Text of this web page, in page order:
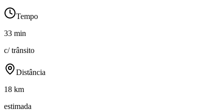
Tempo
33 min
c/ trânsito
Distância
18 km
estimada